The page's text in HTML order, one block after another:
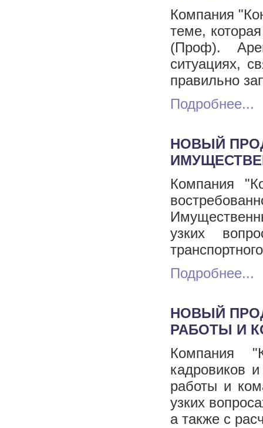
Компания
теме,
(Проф).
ситуациях,
правильно
Подробнее...
НОВЫЙ
Компания
узких
Подробнее...
НОВЫЙ
РАБОТЫ И
Компания
кадровиков
работы и
узких
а также с